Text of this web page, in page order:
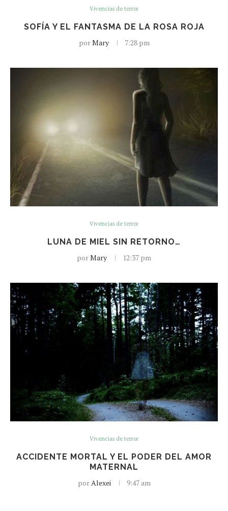
Vivencias de terror
SOFÍA Y EL FANTASMA DE LA ROSA ROJA
porMary 7:28 pm
Vivencias de terror
LUNA DE MIEL SIN RETORNO…
porMary 12:37 pm
Vivencias de terror
ACCIDENTE MORTAL Y EL PODER DEL AMOR
MATERNAL
porAlexei 9:47 am